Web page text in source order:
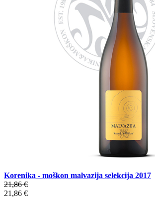
Korenika - moškon malvazija selekcija 2017
21,86 €
21,86 €